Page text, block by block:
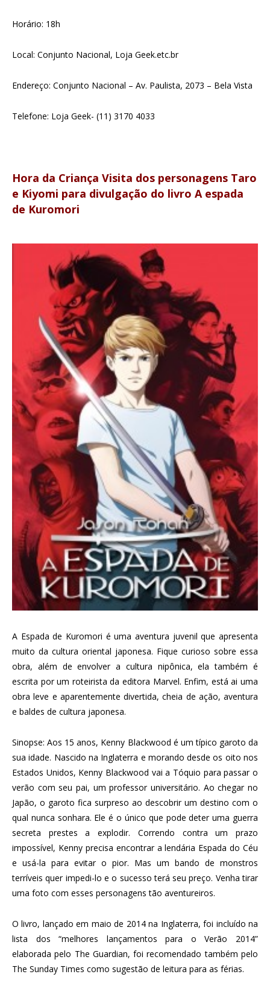
Horário: 18h
Local: Conjunto Nacional, Loja Geek.etc.br
Endereço: Conjunto Nacional – Av. Paulista, 2073 – Bela Vista
Telefone: Loja Geek- (11) 3170 4033
Hora da Criança Visita dos personagens Taro
e Kiyomi para divulgação do livro A espada
de Kuromori
A Espada de Kuromori é uma aventura juvenil que apresenta
muito da cultura oriental japonesa. Fique curioso sobre essa
obra, além de envolver a cultura nipônica, ela também é
escrita por um roteirista da editora Marvel. Enfim, está ai uma
obra leve e aparentemente divertida, cheia de ação, aventura
e baldes de cultura japonesa.
Sinopse: Aos 15 anos, Kenny Blackwood é um típico garoto da
sua idade. Nascido na Inglaterra e morando desde os oito nos
Estados Unidos, Kenny Blackwood vai a Tóquio para passar o
verão com seu pai, um professor universitário. Ao chegar no
Japão, o garoto fica surpreso ao descobrir um destino com o
qual nunca sonhara. Ele é o único que pode deter uma guerra
secreta prestes a explodir. Correndo contra um prazo
impossível, Kenny precisa encontrar a lendária Espada do Céu
e usá-la para evitar o pior. Mas um bando de monstros
terríveis quer impedi-lo e o sucesso terá seu preço. Venha tirar
uma foto com esses personagens tão aventureiros.
O livro, lançado em maio de 2014 na Inglaterra, foi incluído na
lista dos “melhores lançamentos para o Verão 2014”
elaborada pelo The Guardian, foi recomendado também pelo
The Sunday Times como sugestão de leitura para as férias.